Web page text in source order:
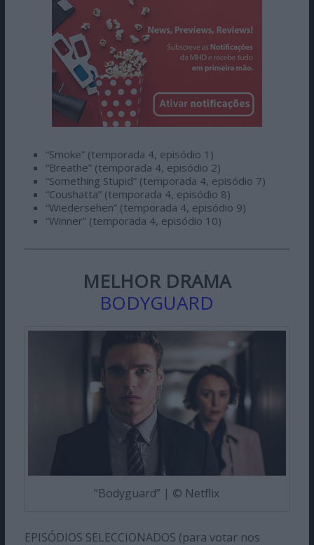
“Smoke” (temporada 4, episódio 1)
“Breathe” (temporada 4, episódio 2)
“Something Stupid” (temporada 4, episódio 7)
“Coushatta” (temporada 4, episódio 8)
“Wiedersehen” (temporada 4, episódio 9)
“Winner” (temporada 4, episódio 10)
MELHOR DRAMA
BODYGUARD
“Bodyguard” | © Netflix
EPISÓDIOS SELECCIONADOS (para votar nos